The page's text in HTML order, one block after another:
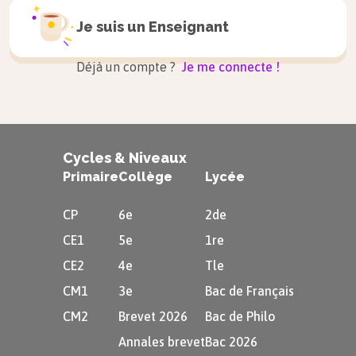
lorsqu’elle gèle.
La fusion
l’état liquide. On appelle cela, la
fusion
Comment passer de l’état solide à l’état
liquide ? Comment l’observer ?
Pour observer la fusion, mets de l’eau solide (de
la glace), à température ambiante, dans une
maison, dans une classe.
Je suis un Enseignant
Déjà un compte ? Je me connecte !
Cycles & Niveaux
Primaire
CP
CE1
CE2
CM1
CM2
Collège
6e
5e
4e
3e
Brevet 2026
Annales brevet
Lycée
2de
1re
Tle
Bac de Français
Bac de Philo
Bac 2026